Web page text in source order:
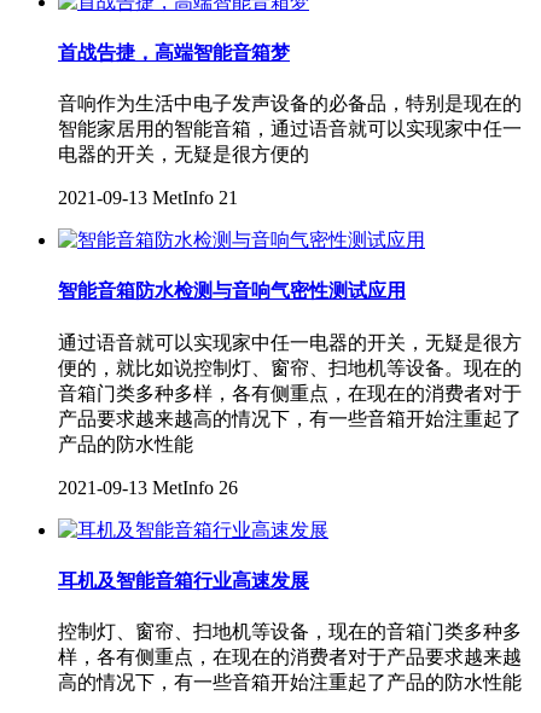
首战告捷，高端智能音箱梦
音响作为生活中电子发声设备的必备品，特别是现在的
智能家居用的智能音箱，通过语音就可以实现家中任一
电器的开关，无疑是很方便的
2021-09-13 MetInfo 21
智能音箱防水检测与音响气密性测试应用
通过语音就可以实现家中任一电器的开关，无疑是很方
便的，就比如说控制灯、窗帘、扫地机等设备。现在的
音箱门类多种多样，各有侧重点，在现在的消费者对于
产品要求越来越高的情况下，有一些音箱开始注重起了
产品的防水性能
2021-09-13 MetInfo 26
耳机及智能音箱行业高速发展
控制灯、窗帘、扫地机等设备，现在的音箱门类多种多
样，各有侧重点，在现在的消费者对于产品要求越来越
高的情况下，有一些音箱开始注重起了产品的防水性能